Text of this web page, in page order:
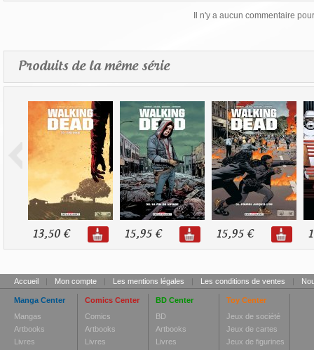
Il n'y a aucun commentaire
Produits de la même série
13,50 € 15,95 € 15,95 €
Accueil | Mon compte | Les mentions légales | Les conditions de ventes |
Manga Center
Mangas
Artbooks
Livres
Comics Center
Comics
Artbooks
Livres
BD Center
BD
Artbooks
Livres
Toy Center
Jeux de société
Jeux de cartes
Jeux de figurines